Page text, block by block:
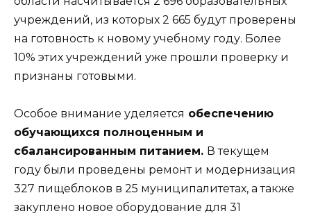
учреждений, из которых 2 665 будут проверены
на готовность к новому учебному году. Более
10% этих учреждений уже прошли проверку и
признаны готовыми.
Особое внимание уделяется обеспечению
обучающихся полноценным и
сбалансированным питанием. В текущем
году были проведены ремонт и модернизация
327 пищеблоков в 25 муниципалитетах, а также
закуплено новое оборудование для 31